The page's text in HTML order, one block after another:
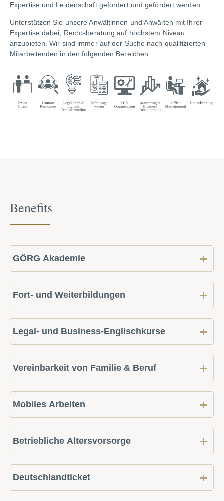
Expertise und Leidenschaft gefordert und gefördert werden.
Unterstützen Sie unsere Anwältinnen und Anwälten mit Ihrer
Expertise dabei, Rechtsberatung auf höchstem Niveau
anzubieten. Wir sind immer auf der Suche nach qualifizierten
Mitarbeitenden in den folgenden Bereichen:
Benefits
GÖRG Akademie
Fort- und Weiterbildungen
Legal- und Business-Englischkurse
Vereinbarkeit von Familie & Beruf
Mobiles Arbeiten
Betriebliche Altersvorsorge
Deutschlandticket